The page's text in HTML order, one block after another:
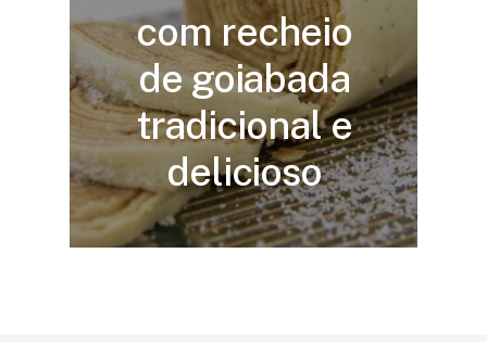
com recheio
de goiabada
tradicional e
delicioso